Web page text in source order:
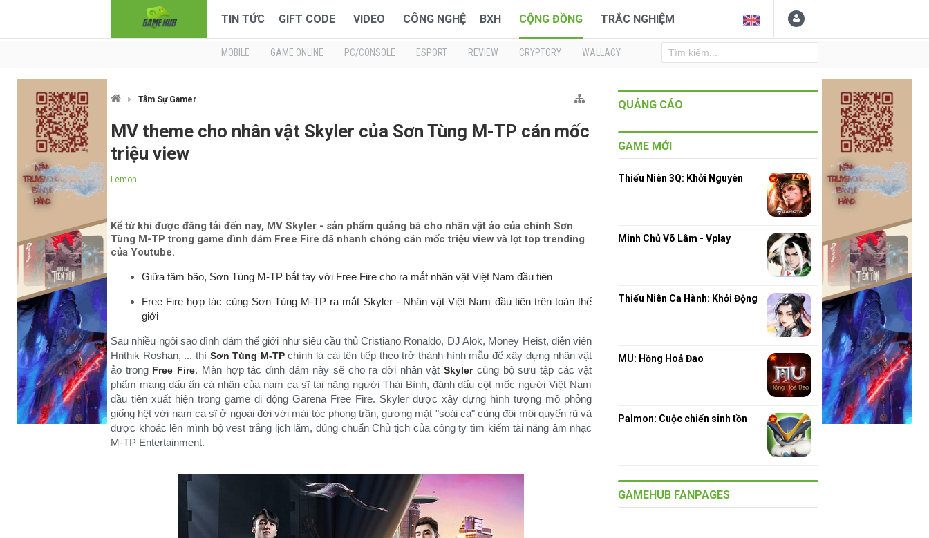
TIN TỨC GIFT CODE VIDEO CÔNG NGHỆ BXH CỘNG ĐỒNG TRẮC NGHIỆM
MOBILE GAME ONLINE PC/CONSOLE ESPORT REVIEW CRYPTORY WALLACY
Tâm Sự Gamer
MV theme cho nhân vật Skyler của Sơn Tùng M-TP cán mốc
triệu view
Lemon
Kể từ khi được đăng tải đến nay, MV Skyler - sản phẩm quảng bá cho nhân vật ảo của chính Sơn
Tùng M-TP trong game đình đám Free Fire đã nhanh chóng cán mốc triệu view và lọt top trending
của Youtube.
Giữa tâm bão, Sơn Tùng M-TP bắt tay với Free Fire cho ra mắt nhân vật Việt Nam đầu tiên
Free Fire hợp tác cùng Sơn Tùng M-TP ra mắt Skyler - Nhân vật Việt Nam đầu tiên trên toàn thế
giới
Sau nhiều ngôi sao đình đám thế giới như siêu cầu thủ Cristiano Ronaldo, DJ Alok, Money Heist, diễn viên
Hrithik Roshan, ... thì Sơn Tùng M-TPchính là cái tên tiếp theo trở thành hình mẫu để xây dựng nhân vật
ảo trong Free Fire. Màn hợp tác đình đám này sẽ cho ra đời nhân vậtSkylercùng bộ sưu tập các vật
phẩm mang dấu ấn cá nhân của nam ca sĩ tài năng người Thái Bình, đánh dấu cột mốc người Việt Nam
đầu tiên xuất hiện trong game di động Garena Free Fire. Skyler được xây dựng hình tượng mô phỏng
giống hệt với nam ca sĩ ở ngoài đời với mái tóc phong trần, gương mặt "soái ca" cùng đôi môi quyến rũ và
được khoác lên mình bộ vest trắng lịch lãm, đúng chuẩn Chủ tịch của công ty tìm kiếm tài năng âm nhạc
M-TP Entertainment.
QUẢNG CÁO
GAME MỚI
Thiếu Niên 3Q: Khởi Nguyên
Minh Chủ Võ Lâm - Vplay
Thiếu Niên Ca Hành: Khởi Động
MU: Hồng Hoả Đao
Palmon: Cuộc chiến sinh tồn
GAMEHUB FANPAGES